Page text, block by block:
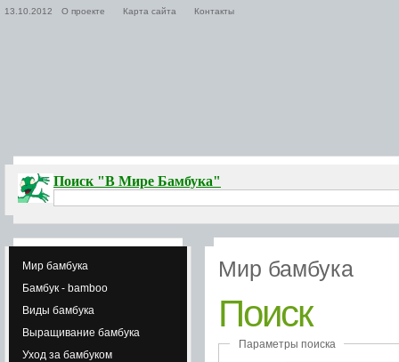
13.10.2012 О проекте Карта сайта Контакты
Поиск "В Мире Бамбука"
Мир бамбука
Бамбук - bamboo
Виды бамбука
Выращивание бамбука
Уход за бамбуком
Мир бамбука
Поиск
Параметры поиска